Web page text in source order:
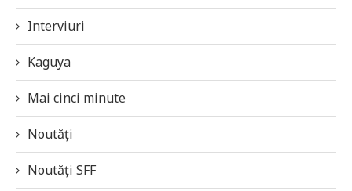
Interviuri
Kaguya
Mai cinci minute
Noutăți
Noutăți SFF